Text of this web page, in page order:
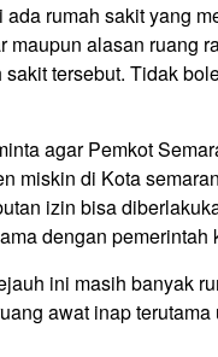
ada rumah sakit yang
maupun alasan ruang
sakit tersebut. Tidak
agar Pemkot
miskin di Kota
izin bisa
dengan pemerintah
ini masih banyak
awat inap